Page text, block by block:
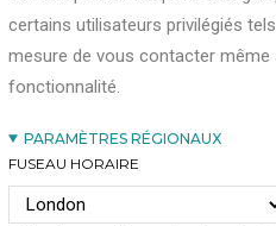
certains utilisateurs privilégiés
mesure de vous contacter
fonctionnalité.
PARAMÈTRES RÉGIONAUX
FUSEAU HORAIRE